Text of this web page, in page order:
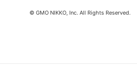
© GMO NIKKO, Inc. All Rights Reserved.